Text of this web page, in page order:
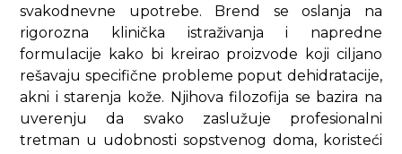
svakodnevne upotrebe. Brend se oslanja na
rigorozna klinička istraživanja i napredne
formulacije kako bi kreirao proizvode koji ciljano
rešavaju specifične probleme poput dehidratacije,
akni i starenja kože. Njihova filozofija se bazira na
uverenju da svako zaslužuje profesionalni
tretman u udobnosti sopstvenog doma, koristeći